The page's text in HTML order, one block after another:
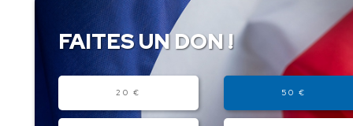
FAITES UN DON !
20 € 50 €